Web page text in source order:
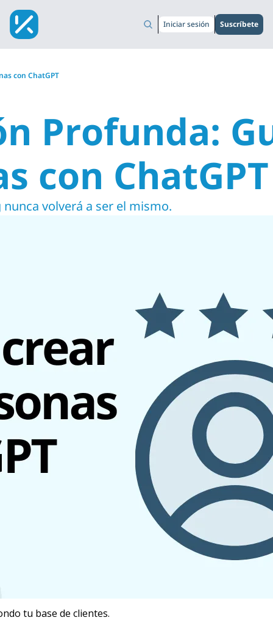
Iniciar sesión Suscríbete
con ChatGPT
Profunda:
con ChatGPT
volverá a ser el mismo.
tu base de clientes.